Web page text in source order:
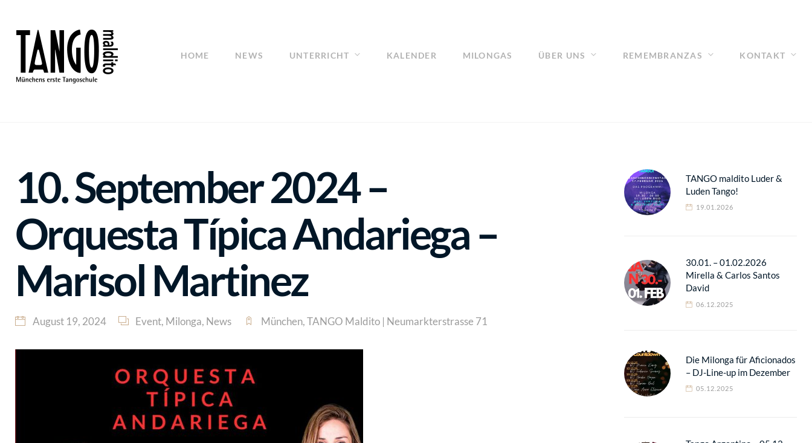
HOME NEWS UNTERRICHT KALENDER MILONGAS ÜBER UNS REMEMBRANZAS KONTAKT
10. September 2024 –
Orquesta Típica Andariega –
Marisol Martinez
August 19, 2024 Event, Milonga, News München,TANGO Maldito | Neumarkterstrasse 71
TANGO maldito Luder &
Luden Tango!
19.01.2026
30.01. – 01.02.2026
Mirella & Carlos Santos
David
06.12.2025
Die Milonga für Aficionados
– DJ-Line-up im Dezember
05.12.2025